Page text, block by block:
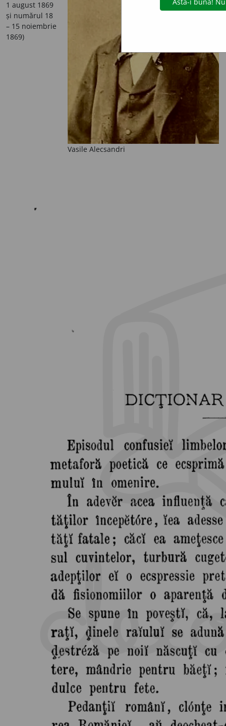
Vasile Alecsandri
1 august 1869
și numărul 18
– 15 noiembrie
1869)